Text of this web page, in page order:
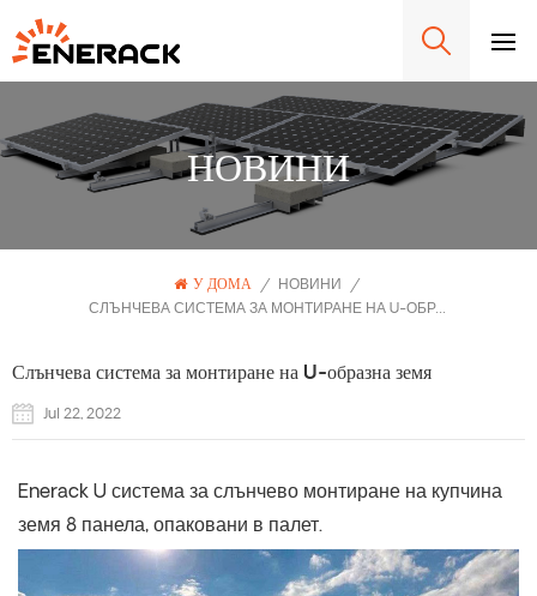
НОВИНИ
У ДОМА / НОВИНИ
/
СЛЪНЧЕВА СИСТЕМА ЗА МОНТИРАНЕ НА U-ОБРАЗНА ЗЕМЯ
Слънчева система за монтиране на U-образна земя
Jul 22, 2022
Enerack U система за слънчево монтиране на купчина
земя 8 панела, опаковани в палет.